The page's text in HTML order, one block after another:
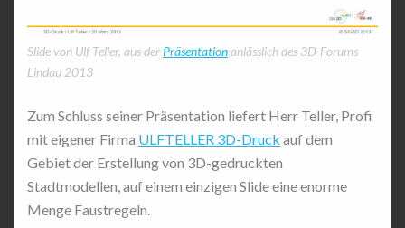
Slide von Ulf Teller, aus der Präsentationanlässlich des 3D-Forums
Lindau 2013
Zum Schluss seiner Präsentation liefert Herr Teller, Profi
mit eigener Firma ULFTELLER 3D-Druck auf dem
Gebiet der Erstellung von 3D-gedruckten
Stadtmodellen, auf einem einzigen Slide eine enorme
Menge Faustregeln.